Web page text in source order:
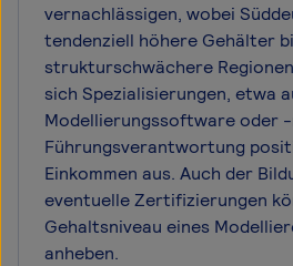
vernachlässigen, wobei
tendenziell höhere Gehälter
strukturschwächere
sich Spezialisierungen, etwa
Modellierungssoftware oder
Führungsverantwortung
Einkommen aus. Auch der
eventuelle Zertifizierungen
Gehaltsniveau eines
anheben.